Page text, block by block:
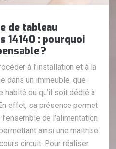
de tableau
14140 : pourquoi
?
à l’installation et à la
dans un immeuble, que
ou qu’il soit dédié à
effet, sa présence permet
de l’alimentation
ainsi une maîtrise
circuit. Pour réaliser